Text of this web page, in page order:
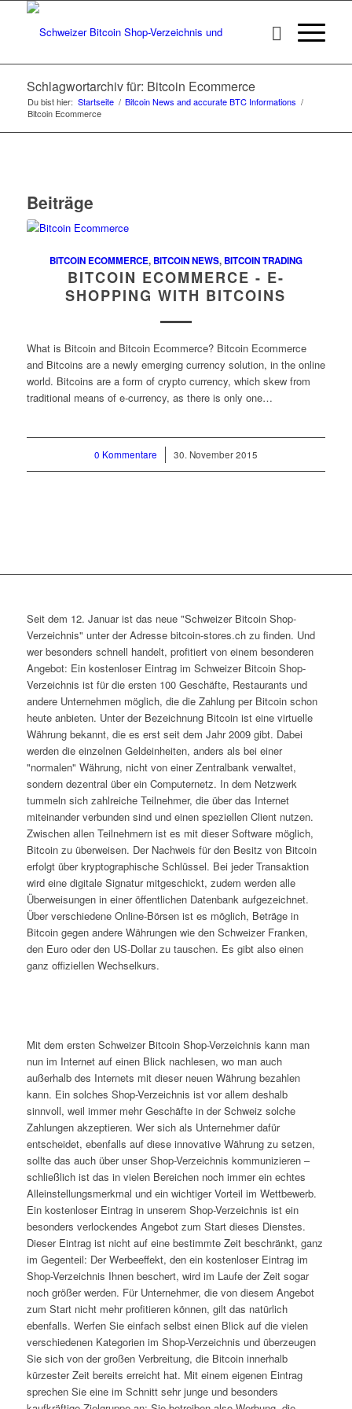
Schlagwortarchiv für: Bitcoin Ecommerce
Du bist hier: Startseite / Bitcoin News and accurate BTC Informations /
Bitcoin Ecommerce
Beiträge
BITCOIN ECOMMERCE, BITCOIN NEWS, BITCOIN TRADING
BITCOIN ECOMMERCE - E-
SHOPPING WITH BITCOINS
What is Bitcoin and Bitcoin Ecommerce? Bitcoin Ecommerce
and Bitcoins are a newly emerging currency solution, in the online
world. Bitcoins are a form of crypto currency, which skew from
traditional means of e-currency, as there is only one…
0 Kommentare
/ 30. November 2015
Seit dem 12. Januar ist das neue "Schweizer Bitcoin Shop-
Verzeichnis" unter der Adresse bitcoin-stores.ch zu finden. Und
wer besonders schnell handelt, profitiert von einem besonderen
Angebot: Ein kostenloser Eintrag im Schweizer Bitcoin Shop-
Verzeichnis ist für die ersten 100 Geschäfte, Restaurants und
andere Unternehmen möglich, die die Zahlung per Bitcoin schon
heute anbieten. Unter der Bezeichnung Bitcoin ist eine virtuelle
Währung bekannt, die es erst seit dem Jahr 2009 gibt. Dabei
werden die einzelnen Geldeinheiten, anders als bei einer
"normalen" Währung, nicht von einer Zentralbank verwaltet,
sondern dezentral über ein Computernetz. In dem Netzwerk
tummeln sich zahlreiche Teilnehmer, die über das Internet
miteinander verbunden sind und einen speziellen Client nutzen.
Zwischen allen Teilnehmern ist es mit dieser Software möglich,
Bitcoin zu überweisen. Der Nachweis für den Besitz von Bitcoin
erfolgt über kryptographische Schlüssel. Bei jeder Transaktion
wird eine digitale Signatur mitgeschickt, zudem werden alle
Überweisungen in einer öffentlichen Datenbank aufgezeichnet.
Über verschiedene Online-Börsen ist es möglich, Beträge in
Bitcoin gegen andere Währungen wie den Schweizer Franken,
den Euro oder den US-Dollar zu tauschen. Es gibt also einen
ganz offiziellen Wechselkurs.
Mit dem ersten Schweizer Bitcoin Shop-Verzeichnis kann man
nun im Internet auf einen Blick nachlesen, wo man auch
außerhalb des Internets mit dieser neuen Währung bezahlen
kann. Ein solches Shop-Verzeichnis ist vor allem deshalb
sinnvoll, weil immer mehr Geschäfte in der Schweiz solche
Zahlungen akzeptieren. Wer sich als Unternehmer dafür
entscheidet, ebenfalls auf diese innovative Währung zu setzen,
sollte das auch über unser Shop-Verzeichnis kommunizieren –
schließlich ist das in vielen Bereichen noch immer ein echtes
Alleinstellungsmerkmal und ein wichtiger Vorteil im Wettbewerb.
Ein kostenloser Eintrag in unserem Shop-Verzeichnis ist ein
besonders verlockendes Angebot zum Start dieses Dienstes.
Dieser Eintrag ist nicht auf eine bestimmte Zeit beschränkt, ganz
im Gegenteil: Der Werbeeffekt, den ein kostenloser Eintrag im
Shop-Verzeichnis Ihnen beschert, wird im Laufe der Zeit sogar
noch größer werden. Für Unternehmer, die von diesem Angebot
zum Start nicht mehr profitieren können, gilt das natürlich
ebenfalls. Werfen Sie einfach selbst einen Blick auf die vielen
verschiedenen Kategorien im Shop-Verzeichnis und überzeugen
Sie sich von der großen Verbreitung, die Bitcoin innerhalb
kürzester Zeit bereits erreicht hat. Mit einem eigenen Eintrag
sprechen Sie eine im Schnitt sehr junge und besonders